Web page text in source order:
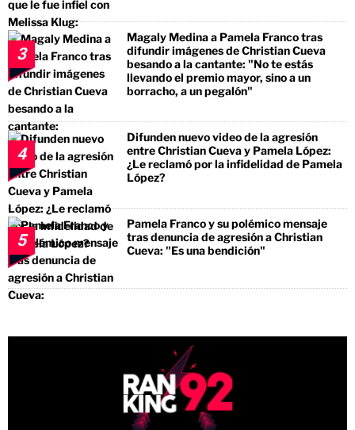
3
Magaly Medina a Pamela Franco tras
difundir imágenes de Christian Cueva
besando a la cantante: "No te estás
llevando el premio mayor, sino a un
borracho, a un pegalón"
4
Difunden nuevo video de la agresión
entre Christian Cueva y Pamela López:
¿Le reclamó por la infidelidad de Pamela
López?
5
Pamela Franco y su polémico mensaje
tras denuncia de agresión a Christian
Cueva: "Es una bendición"